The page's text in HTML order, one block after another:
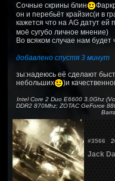
Сочные скрины блин
он и перебьёт крайзис(и в
кажется что на AG датут
моё сугубо личное мнение)
Во всяком случае нам будет
добавлено спустя 3 минут
зы:надеюсь её сделают
небольших
)и
Intel Core 2 Duo E6600 3.0Ghz
DDR2 870Mhz; ZOTAC GeForce
#3566
Jack